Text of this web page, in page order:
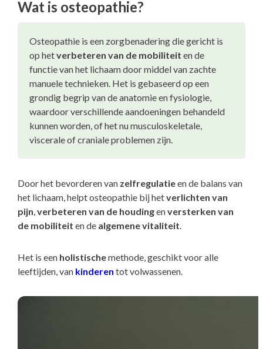
Wat is osteopathie?
Osteopathie is een zorgbenadering die gericht is
op hetverbeteren van de mobiliteit en de
functie van het lichaam door middel van zachte
manuele technieken. Het is gebaseerd op een
grondig begrip van de anatomie en fysiologie,
waardoor verschillende aandoeningen behandeld
kunnen worden, of het nu musculoskeletale,
viscerale of craniale problemen zijn.
Door het bevorderen van zelfregulatieen de balans van
het lichaam, helpt osteopathie bij hetverlichten van
pijn,verbeteren van de houdingenversterken van
de mobiliteit en de algemene vitaliteit.
Het is een holistischemethode, geschikt voor alle
leeftijden, van kinderen tot volwassenen.